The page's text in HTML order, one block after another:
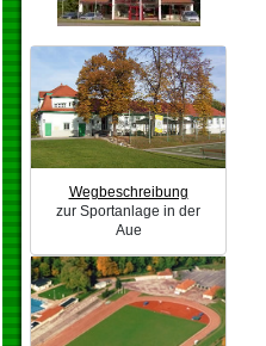
Wegbeschreibung
zur Sportanlage in der
Aue